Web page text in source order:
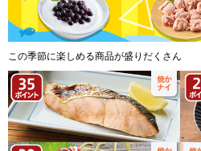
この季節に楽しめる商品が盛りだくさん